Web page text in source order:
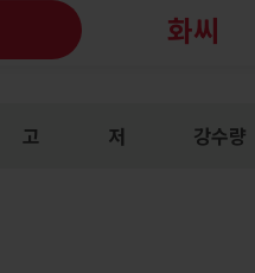
화씨
고 저 강수량